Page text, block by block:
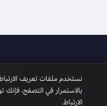
نستخدم ملفات تعريف
بالاستمرار في التصفح،
الارتباط.